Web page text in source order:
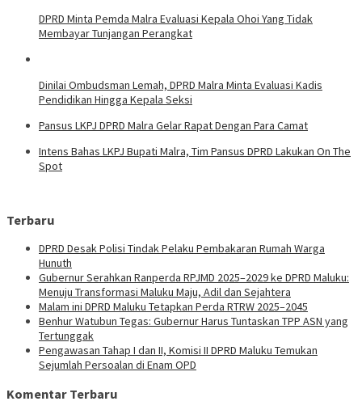
DPRD Minta Pemda Malra Evaluasi Kepala Ohoi Yang Tidak
Membayar Tunjangan Perangkat
Dinilai Ombudsman Lemah, DPRD Malra Minta Evaluasi Kadis
Pendidikan Hingga Kepala Seksi
Pansus LKPJ DPRD Malra Gelar Rapat Dengan Para Camat
Intens Bahas LKPJ Bupati Malra, Tim Pansus DPRD Lakukan On The
Spot
Terbaru
DPRD Desak Polisi Tindak Pelaku Pembakaran Rumah Warga
Hunuth
Gubernur Serahkan Ranperda RPJMD 2025–2029 ke DPRD Maluku:
Menuju Transformasi Maluku Maju, Adil dan Sejahtera
Malam ini DPRD Maluku Tetapkan Perda RTRW 2025–2045
Benhur Watubun Tegas: Gubernur Harus Tuntaskan TPP ASN yang
Tertunggak
Pengawasan Tahap I dan II, Komisi II DPRD Maluku Temukan
Sejumlah Persoalan di Enam OPD
Komentar Terbaru